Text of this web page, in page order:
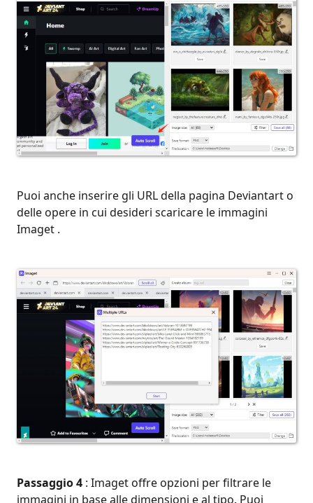
Puoi anche inserire gli URL della pagina Deviantart o
delle opere in cui desideri scaricare le immagini
Imaget .
Passaggio 4 : Imaget offre opzioni per filtrare le
immagini in base alle dimensioni e al tipo. Puoi